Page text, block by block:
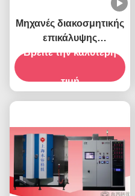
Μηχανές διακοσμητικής
επικάλυψης
πολλαπλών τόξων-
Βρείτε την καλύτερη
τιμή